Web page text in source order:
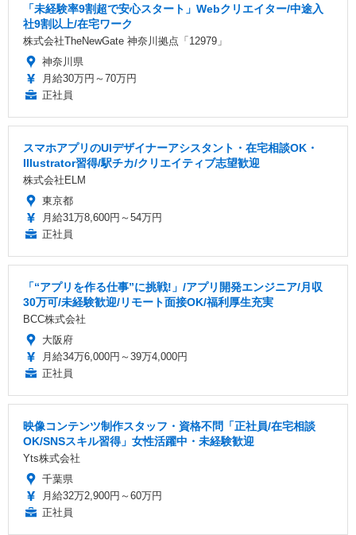
「未経験率9割超で安心スタート」Webクリエイター/中途入
社9割以上/在宅ワーク
株式会社TheNewGate 神奈川拠点「12979」
神奈川県
月給30万円～70万円
正社員
スマホアプリのUIデザイナーアシスタント・在宅相談OK・
Illustrator習得/駅チカ/クリエイティブ志望歓迎
株式会社ELM
東京都
月給31万8,600円～54万円
正社員
「“アプリを作る仕事”に挑戦!」/アプリ開発エンジニア/月収
30万可/未経験歓迎/リモート面接OK/福利厚生充実
BCC株式会社
大阪府
月給34万6,000円～39万4,000円
正社員
映像コンテンツ制作スタッフ・資格不問「正社員/在宅相談
OK/SNSスキル習得」女性活躍中・未経験歓迎
Yts株式会社
千葉県
月給32万2,900円～60万円
正社員